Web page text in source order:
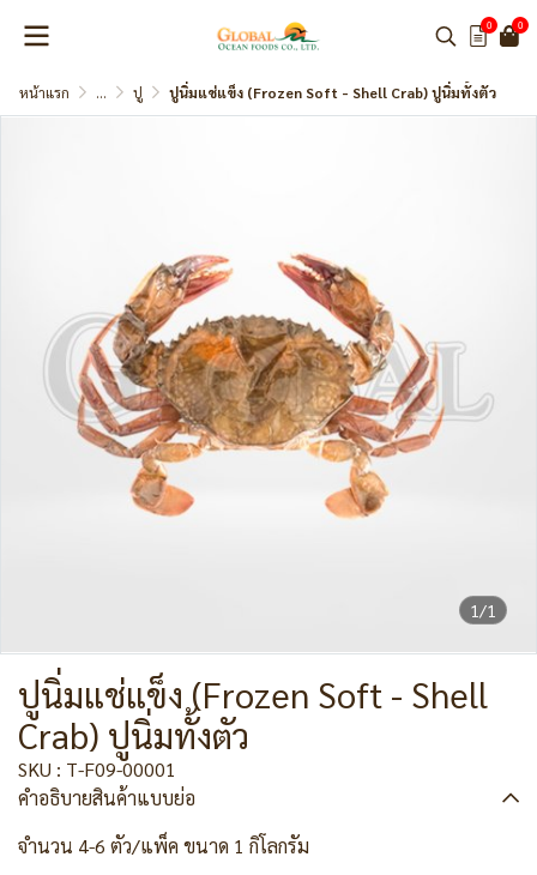
0 0
หน้าแรก ... ปู ปูนิ่มแช่แข็ง (Frozen Soft - Shell Crab) ปูนิ่มทั้งตัว
1/1
ปูนิ่มแช่แข็ง (Frozen Soft - Shell
Crab) ปูนิ่มทั้งตัว
SKU : T-F09-00001
คำอธิบายสินค้าแบบย่อ
จำนวน 4-6 ตัว/แพ็ค ขนาด 1 กิโลกรัม